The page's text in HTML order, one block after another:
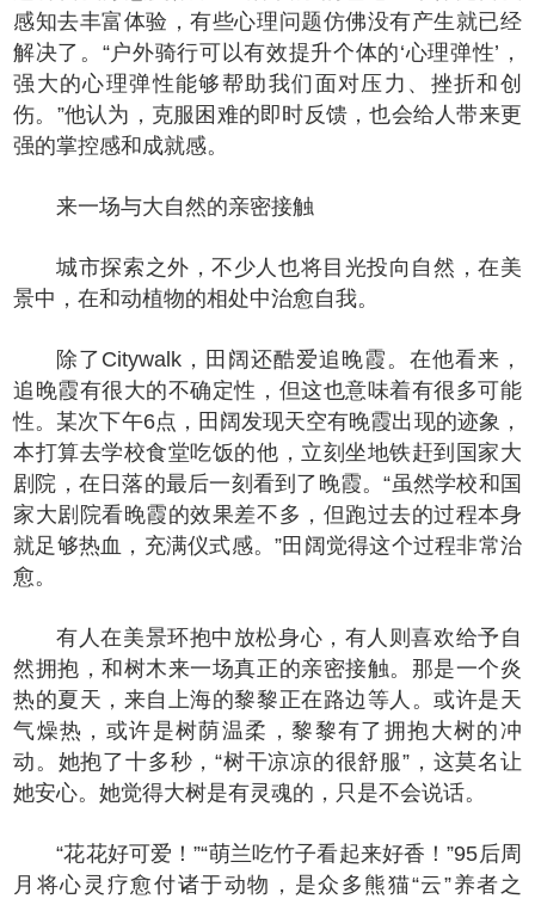
感知去丰富体验，有些心理问题仿佛没有产生就已经
解决了。“户外骑行可以有效提升个体的‘心理弹性’，
强大的心理弹性能够帮助我们面对压力、挫折和创
伤。”他认为，克服困难的即时反馈，也会给人带来更
强的掌控感和成就感。
来一场与大自然的亲密接触
城市探索之外，不少人也将目光投向自然，在美
景中，在和动植物的相处中治愈自我。
除了Citywalk，田阔还酷爱追晚霞。在他看来，
追晚霞有很大的不确定性，但这也意味着有很多可能
性。某次下午6点，田阔发现天空有晚霞出现的迹象，
本打算去学校食堂吃饭的他，立刻坐地铁赶到国家大
剧院，在日落的最后一刻看到了晚霞。“虽然学校和国
家大剧院看晚霞的效果差不多，但跑过去的过程本身
就足够热血，充满仪式感。”田阔觉得这个过程非常治
愈。
有人在美景环抱中放松身心，有人则喜欢给予自
然拥抱，和树木来一场真正的亲密接触。那是一个炎
热的夏天，来自上海的黎黎正在路边等人。或许是天
气燥热，或许是树荫温柔，黎黎有了拥抱大树的冲
动。她抱了十多秒，“树干凉凉的很舒服”，这莫名让
她安心。她觉得大树是有灵魂的，只是不会说话。
“花花好可爱！”“萌兰吃竹子看起来好香！”95后周
月将心灵疗愈付诸于动物，是众多熊猫“云”养者之